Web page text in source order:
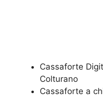
Cassaforte
Colturano
Cassaforte a